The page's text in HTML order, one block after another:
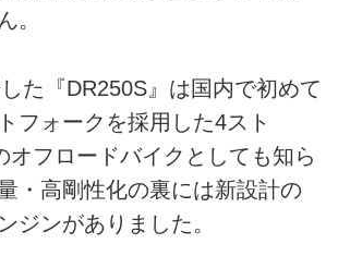
。
た『DR250S』は国内で初めて
フォークを採用した4スト
オフロードバイクとしても知ら
・高剛性化の裏には新設計の
ジンがありました。